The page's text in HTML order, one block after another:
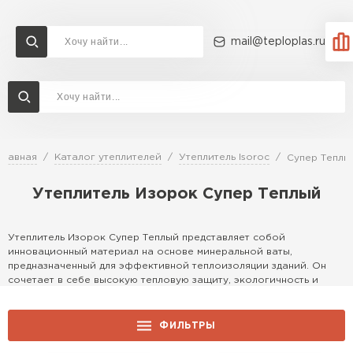
mail@teploplas.ru
Каталог утеплителей Утеплитель Isoroc Супер
Утеплитель Изорок Супер Теплый
Утеплитель Изорок Супер Теплый представляет собой
инновационный материал на основе минеральной ваты,
предназначенный для эффективной теплоизоляции зданий. Он
сочетает в себе высокую тепловую защиту, экологичность и
объектов. Этот продукт обеспечивает комфортный микроклимат
в помещении круглый год, снижая энергозатраты на отопление и
ФИЛЬТРЫ
Доставка и оплата
Перейти в каталог
Утеплитель Ветонит
Утеплитель Profiplex
ПЕРЕЙТИ
Утеплитель Rockwool
Утеплитель Knauf